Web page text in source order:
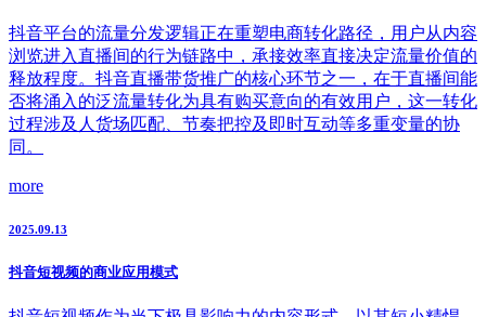
抖音平台的流量分发逻辑正在重塑电商转化路径，用户从内容
浏览进入直播间的行为链路中，承接效率直接决定流量价值的
释放程度。抖音直播带货推广的核心环节之一，在于直播间能
否将涌入的泛流量转化为具有购买意向的有效用户，这一转化
过程涉及人货场匹配、节奏把控及即时互动等多重变量的协
同。
more
2025.09.13
抖音短视频的商业应用模式